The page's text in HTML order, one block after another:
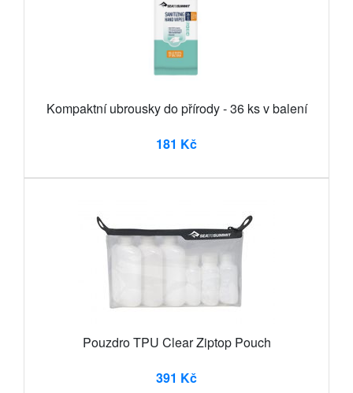
Kompaktní ubrousky do přírody - 36 ks v balení
181 Kč
Pouzdro TPU Clear Ziptop Pouch
391 Kč